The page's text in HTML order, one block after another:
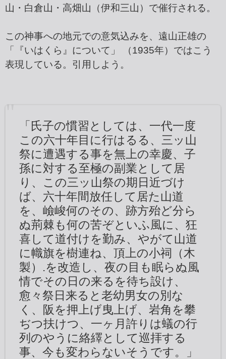
山・白倉山・高畑山（伊和三山）で催行される。
この神事への地元での意気込みを、遠山正雄の
「『いはくら』について」 （1935年）ではこう
表現している。引用しよう。
「氏子の慣習としては、一代一度
この六十年目に行はるる、三ッ山
祭に遭遇する事を無上の幸慶、子
孫に対する至極の副業として居
り、この三ッ山祭の期日近づけ
ば、六十年間放任して居た山道
を、嶮峻何のその、跡方殆ど分ら
ぬ荊棘も何の苦ぞといふ風に、狂
喜して道付けを勤み、やがて山道
に幟旗を樹連ね、頂上の小祠（木
製）.を改造し、夜の目も眠らぬ風
情でその日の来るを待ち設け、
愈々祭日来ると老幼男女の別な
く、阪を押上げ曳上げ、岩角を攀
ぢつ扶けつ、一ヶ月許りは蟻の行
列のやうに絡繹として巡拝する
事、今も変わらないそうです。」